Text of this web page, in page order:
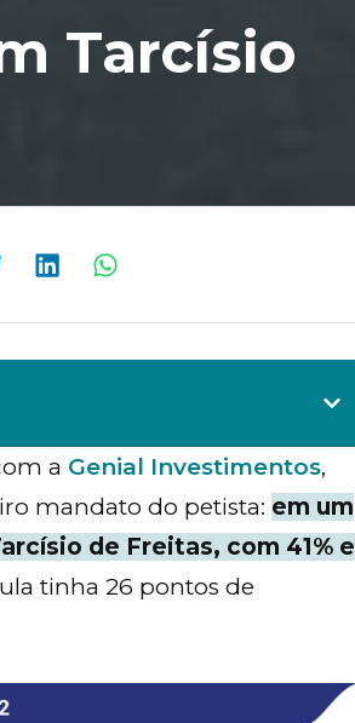
Tarcísio
a Genial Investimentos,
mandato do petista: em um
de Freitas, com 41% e
tinha 26 pontos de